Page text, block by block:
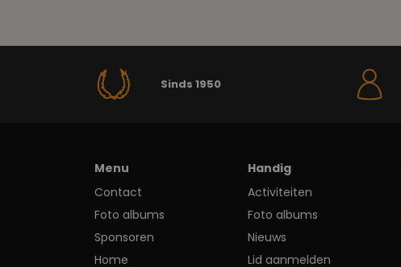
Sinds 1950
Menu
Contact
Foto albums
Sponsoren
Home
Handig
Activiteiten
Foto albums
Nieuws
Lid aanmelden